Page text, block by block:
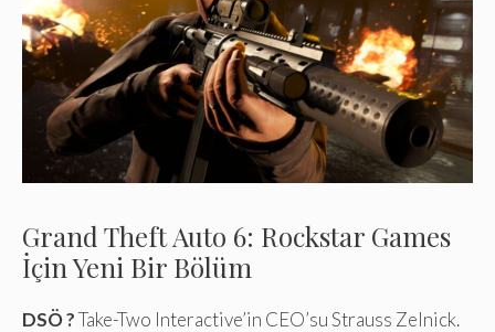
Grand Theft Auto 6: Rockstar Games
İçin Yeni Bir Bölüm
DSÖ ?Take-Two Interactive’in CEO’su Strauss Zelnick.